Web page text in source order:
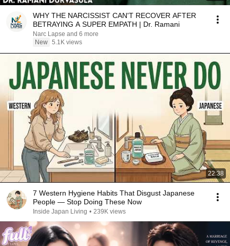
WHY THE NARCISSIST CAN'T RECOVER AFTER
BETRAYING A SUPER EMPATH | Dr. Ramani
Narc Lapse and 6 more
New 5.1K views
22:38
7 Western Hygiene Habits That Disgust Japanese
People — Stop Doing These Now
Inside Japan Living • 239K views